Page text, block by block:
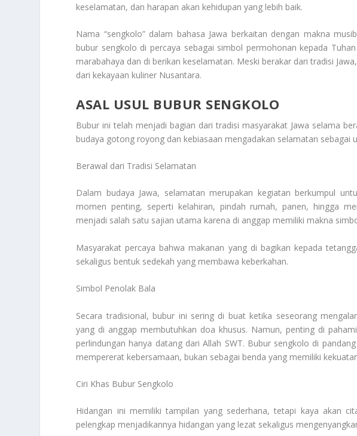
keselamatan, dan harapan akan kehidupan yang lebih baik.
Nama “sengkolo” dalam bahasa Jawa berkaitan dengan makna
bubur sengkolo di percaya sebagai simbol permohonan kepada
marabahaya dan di berikan keselamatan. Meski berakar dari tradisi
dari kekayaan kuliner Nusantara.
ASAL USUL BUBUR SENGKOLO
Bubur ini telah menjadi bagian dari tradisi masyarakat Jawa selama
budaya gotong royong dan kebiasaan mengadakan selamatan sebagai
Berawal dari Tradisi Selamatan
Dalam budaya Jawa, selamatan merupakan kegiatan berkumpul
momen penting, seperti kelahiran, pindah rumah, panen, hingga
menjadi salah satu sajian utama karena di anggap memiliki makna
Masyarakat percaya bahwa makanan yang di bagikan kepada
sekaligus bentuk sedekah yang membawa keberkahan.
Simbol Penolak Bala
Secara tradisional, bubur ini sering di buat ketika seseorang
yang di anggap membutuhkan doa khusus. Namun, penting di
perlindungan hanya datang dari Allah SWT. Bubur sengkolo di
mempererat kebersamaan, bukan sebagai benda yang memiliki
Ciri Khas Bubur Sengkolo
Hidangan ini memiliki tampilan yang sederhana, tetapi kaya akan
pelengkap menjadikannya hidangan yang lezat sekaligus